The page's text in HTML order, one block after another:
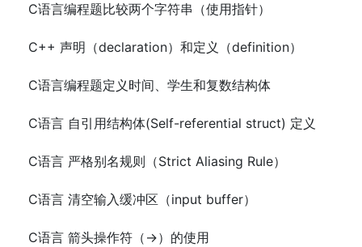
C语言编程题比较两个字符串（使用指针）
C++ 声明（declaration）和定义（definition）
C语言编程题定义时间、学生和复数结构体
C语言 自引用结构体(Self-referential struct) 定义
C语言 严格别名规则（Strict Aliasing Rule）
C语言 清空输入缓冲区（input buffer）
C语言 箭头操作符（->）的使用